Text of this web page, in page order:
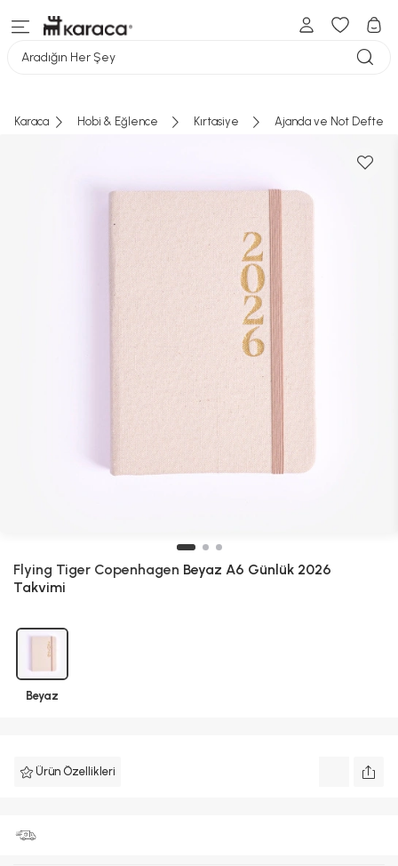
Aradığın Her Şey
Karaca Hobi & Eğlence Kırtasiye Ajanda ve Not Defteri
Flying Tiger Copenhagen Beyaz A6 Günlük 2026
Takvimi
Beyaz
Ürün Özellikleri